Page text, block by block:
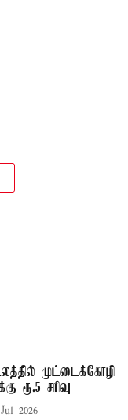
முட்டைக்கோழி
ரூ.5 சரிவு
2026